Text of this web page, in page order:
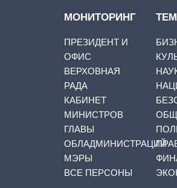
МОНИТОРИНГ
ПРЕЗИДЕНТ И
ОФИС
ВЕРХОВНАЯ
РАДА
КАБИНЕТ
МИНИСТРОВ
ГЛАВЫ
ОБЛАДМИНИСТРАЦИЙ
МЭРЫ
ВСЕ ПЕРСОНЫ